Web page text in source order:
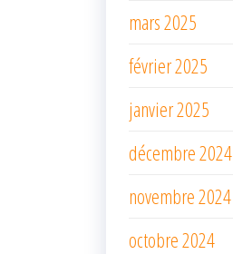
mars 2025
février 2025
janvier 2025
décembre 2024
novembre 2024
octobre 2024